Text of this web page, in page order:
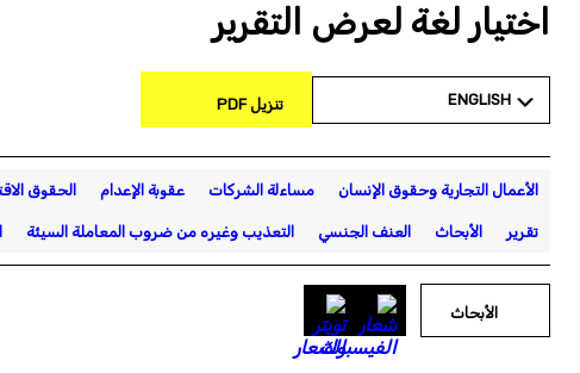
اختيار لغة لعرض التقرير
ENGLISH تنزيل PDF
الأعمال التجارية وحقوق الإنسان مساءلة الشركات عقوبة الإعدام الحقوق
تقرير الأبحاث العنف الجنسي التعذيب وغيره من ضروب المعاملة السيئة
الأبحاث